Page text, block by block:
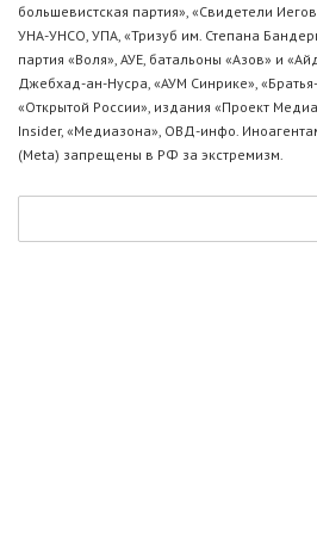
большевистская партия», «Свидетели
УНА-УНСО, УПА, «Тризуб им. Степана
партия «Воля», АУЕ, батальоны «Азов» и
Джебхад-ан-Нусра, «АУМ Синрике»,
«Открытой России», издания «Проект
Insider, «Медиазона», ОВД-инфо.
(Metа) запрещены в РФ за экстремизм.